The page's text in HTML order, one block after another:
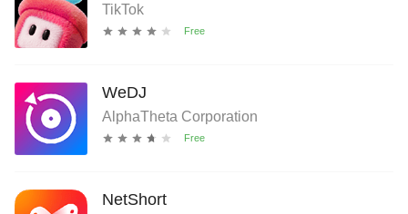
TikTok
WeDJ
AlphaTheta Corporation
NetShort